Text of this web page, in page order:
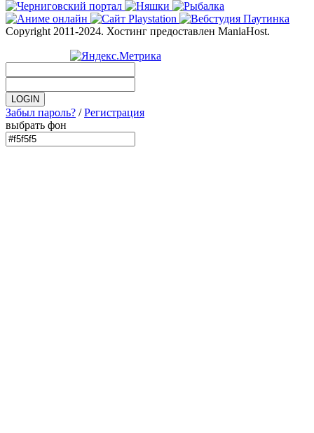
Copyright 2011-2024. Хостинг предоставлен ManiaHost.
Забыл пароль? /Регистрация
выбрать фон